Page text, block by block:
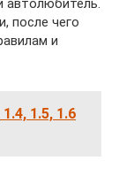
после чего
и
1.5, 1.6